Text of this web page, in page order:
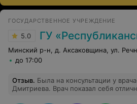
ГОСУДАРСТВЕННОЕ УЧРЕЖДЕНИЕ
5.0 ГУ «Республиканский научно-практический центр медицинской экспертизы и
Минский р-н, д. Аксаковщина, ул.
до 17:00
Отзыв. Была на консультации у
Дмитриева. Врач показал себя